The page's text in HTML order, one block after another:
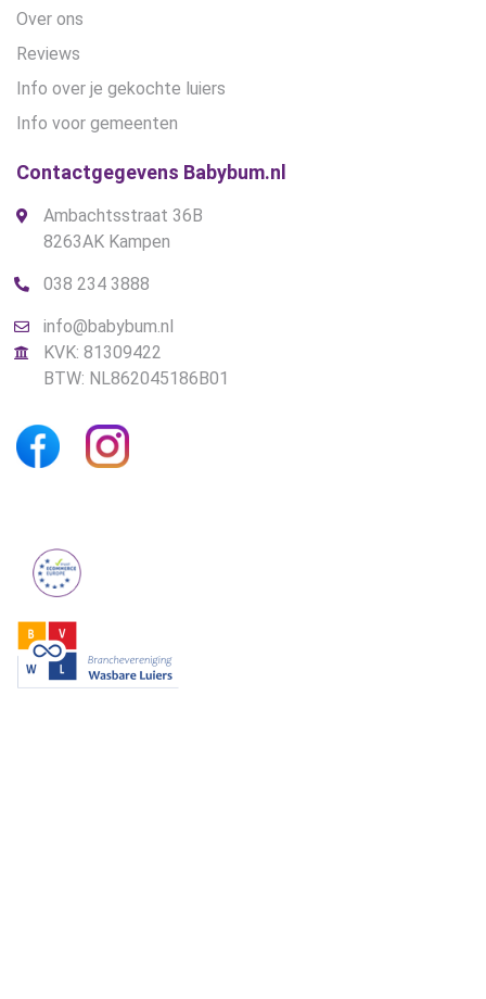
Over ons
Reviews
Info over je gekochte luiers
Info voor gemeenten
Contactgegevens Babybum.nl
Ambachtsstraat 36B
8263AK Kampen
038 234 3888
info@babybum.nl
KVK: 81309422
BTW: NL862045186B01